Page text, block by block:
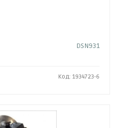
DSN931
Код: 1934723-6